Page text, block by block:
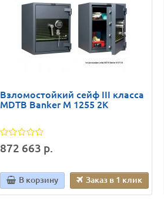
Взломостойкий сейф III класса
MDTB Banker M 1255 2K
872 663 р.
В корзину Заказ в 1 клик